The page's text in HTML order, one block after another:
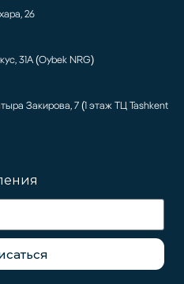
26
31А (Oybek NRG)
Закирова, 7 (1 этаж ТЦ Tashkent